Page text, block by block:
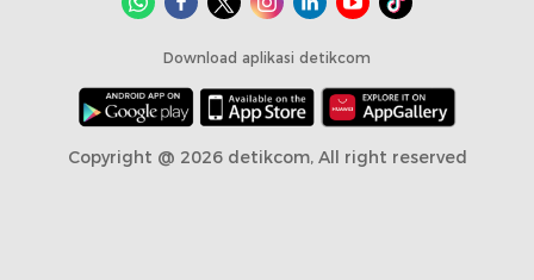
Download aplikasi detikcom
Copyright @ 2026 detikcom, All right reserved